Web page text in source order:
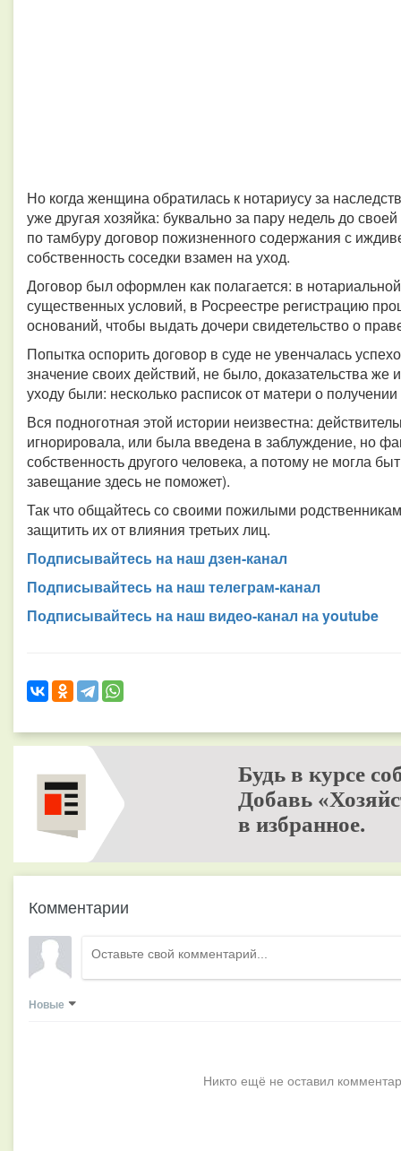
Но когда женщина обратилась к нотариусу за
уже другая хозяйка: буквально за пару недель до
по тамбуру договор пожизненного содержания с
собственность соседки взамен на уход.
Договор был оформлен как полагается: в
существенных условий, в Росреестре регистрацию
оснований, чтобы выдать дочери свидетельство о
Попытка оспорить договор в суде не увенчалась
значение своих действий, не было, доказательства же
уходу были: несколько расписок от матери о
Вся подноготная этой истории неизвестна:
игнорировала, или была введена в заблуждение, но
собственность другого человека, а потому не могла
завещание здесь не поможет).
Так что общайтесь со своими пожилыми
защитить их от влияния третьих лиц.
Подписывайтесь на наш дзен-канал
Подписывайтесь на наш телеграм-канал
Подписывайтесь на наш видео-канал на youtube
Будь в курсе
Добавь
в избранное.
Комментарии
Новые
Никто ещё не оставил